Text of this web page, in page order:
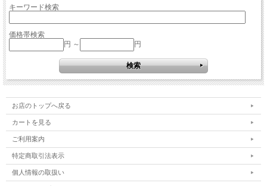
キーワード検索
価格帯検索
円 ～
円
お店のトップへ戻る
カートを見る
ご利用案内
特定商取引法表示
個人情報の取扱い